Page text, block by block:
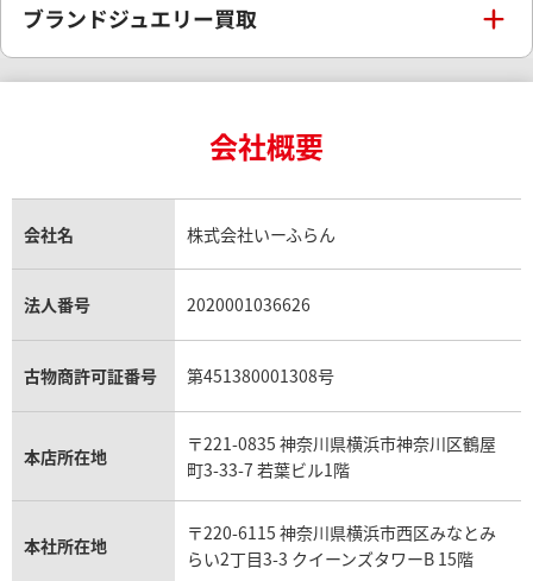
インゴットの相場価格情報
18金の相場価格情報
金のアクセサリー買取
貴金属買取
サファイア買取
ルビー買取
ヒスイ買取
トパーズ買取
ロレックス デイトナ買取
ロレックス サブマリーナー買取
ロレックス エクスプローラー買取
ロレックス デイトジャスト買取
ロレックス 買取の参考価格一覧
パテック フィリップ買取
ルイ・ヴィトン買取
ルイ・ヴィトン買取の参考価格一覧
エルメス買取
エルメス バーキン買取
エルメス ケリー買取
エルメス買取の参考価格一覧
シャネル買取
ブランドジュエリー買取
ティファニー買取
ブルガリ買取
クロムハーツ買取
フレッド買取
会社概要
会社名 株式会社いーふらん
法人番号 2020001036626
古物商許可証番号 第451380001308号
本店所在地
〒221-0835 神奈川県横浜市神奈川区鶴屋
町3-33-7 若葉ビル1階
本社所在地
〒220-6115 神奈川県横浜市西区みなとみ
らい2丁目3-3 クイーンズタワーB 15階